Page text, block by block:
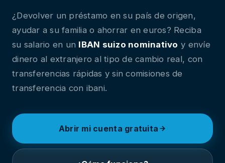
¿Devolver un préstamo en su país de origen,
ayudar a su familia o ahorrar en euros? Reciba
su salario en un IBAN suizo nominativo y envíe
dinero al extranjero al tipo de cambio real, con
transferencias rápidas y sin comisiones de
transferencia con ibani.
Abrir mi cuenta gratuita